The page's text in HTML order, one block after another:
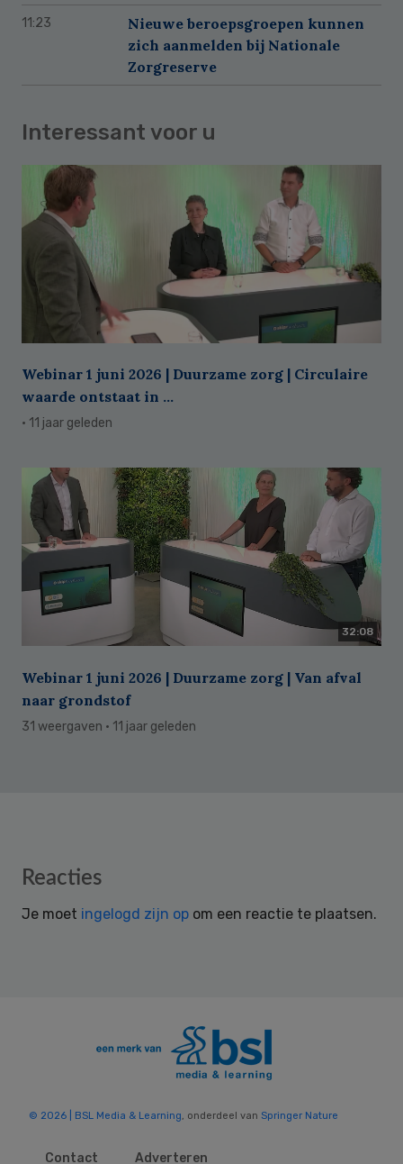
11:23
Nieuwe beroepsgroepen kunnen
zich aanmelden bij Nationale
Zorgreserve
Interessant voor u
Webinar 1 juni 2026 | Duurzame zorg | Circulaire
waarde ontstaat in ...
· 11 jaar geleden
32:08
Webinar 1 juni 2026 | Duurzame zorg | Van afval
naar grondstof
31 weergaven · 11 jaar geleden
Reader
Reacties
Je moet ingelogd zijn op om een reactie te plaatsen.
© 2026 | BSL Media & Learning, onderdeel van Springer Nature
Contact Adverteren